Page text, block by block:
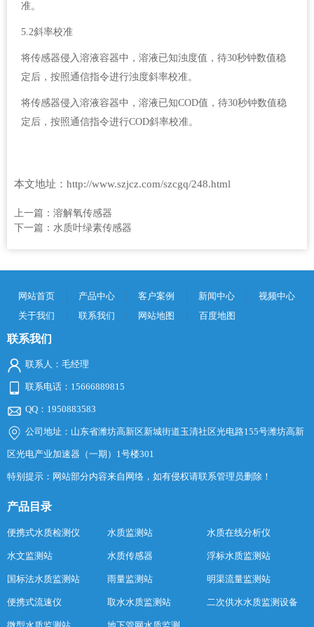
准。
5.2斜率校准
将传感器侵入溶液容器中，溶液已知浊度值，待30秒钟数值稳
定后，按照通信指令进行浊度斜率校准。
将传感器侵入溶液容器中，溶液已知COD值，待30秒钟数值稳
定后，按照通信指令进行COD斜率校准。
本文地址：http://www.szjcz.com/szcgq/248.html
上一篇： 溶解氧传感器
下一篇： 水质叶绿素传感器
网站首页 产品中心 客户案例 新闻中心
视频中心
关于我们
联系我们 网站地图 百度地图
联系我们
联系人：毛经理
联系电话：15666889815
QQ：1950883583
公司地址：山东省潍坊高新区新城街道玉清社区光电路155号潍坊高新
区光电产业加速器（一期）1号楼301
特别提示：网站部分内容来自网络，如有侵权请联系管理员删除！
产品目录
便携式水质检测仪 水质监测站 水质在线分析仪
水文监测站 水质传感器 浮标水质监测站
国标法水质监测站 雨量监测站 明渠流量监测站
便携式流速仪 取水水质监测站 二次供水水质监测设备